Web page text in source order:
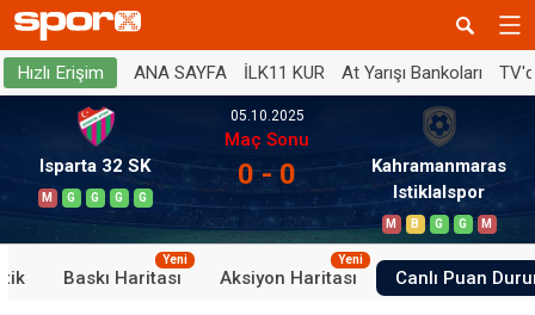
Hızlı Erişim ANA SAYFA İLK11 KUR At Yarışı Bankoları
Isparta 32 SK
M G G G G
05.10.2025
Maç Sonu
0 - 0
Kahramanmaras
Istiklalspor
M B G G M
Baskı Haritası
Yeni
Aksiyon Haritası
Yeni
Canlı Puan